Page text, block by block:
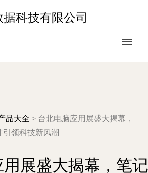
科技有限公司
品大全 > 台北电脑应用展盛大揭幕，
引领科技新风潮
用展盛大揭幕，笔记